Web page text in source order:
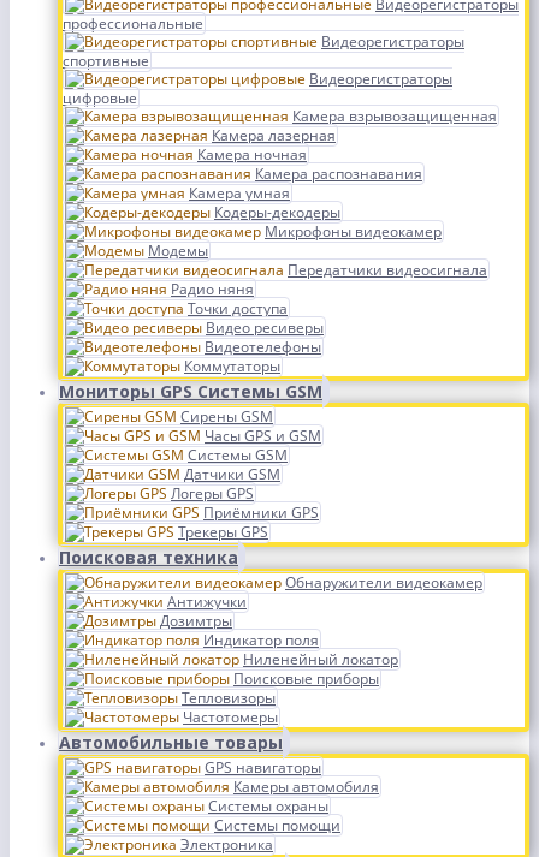
Видеорегистраторы
профессиональные
Видеорегистраторы
спортивные
Видеорегистраторы
цифровые
Камера взрывозащищенная
Камера лазерная
Камера ночная
Камера распознавания
Камера умная
Кодеры-декодеры
Микрофоны видеокамер
Модемы
Передатчики видеосигнала
Радио няня
Точки доступа
Видео ресиверы
Видеотелефоны
Коммутаторы
Мониторы GPS Системы GSM
Сирены GSM
Часы GPS и GSM
Системы GSM
Датчики GSM
Логеры GPS
Приёмники GPS
Трекеры GPS
Поисковая техника
Обнаружители видеокамер
Антижучки
Дозимтры
Индикатор поля
Ниленейный локатор
Поисковые приборы
Тепловизоры
Частотомеры
Автомобильные товары
GPS навигаторы
Камеры автомобиля
Системы охраны
Системы помощи
Электроника